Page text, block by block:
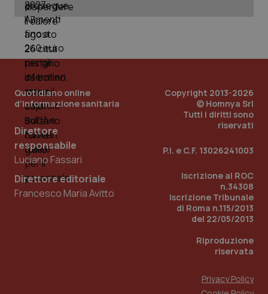
Quotidiano online
d'informazione sanitaria
Direttore
responsabile
Luciano Fassari
Direttore editoriale
Francesco Maria Avitto
Copyright 2013-2026
© Homnya Srl
Tutti i diritti sono
riservati
P.I. e C.F. 13026241003
Iscrizione al ROC
n.34308
Iscrizione Tribunale
di Roma n.115/2013
del 22/05/2013
Riproduzione
riservata
Privacy Policy
.quotidianosanita.it
1